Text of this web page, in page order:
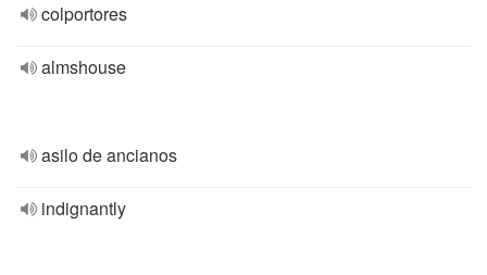
colportores
almshouse
asilo de ancianos
indignantly